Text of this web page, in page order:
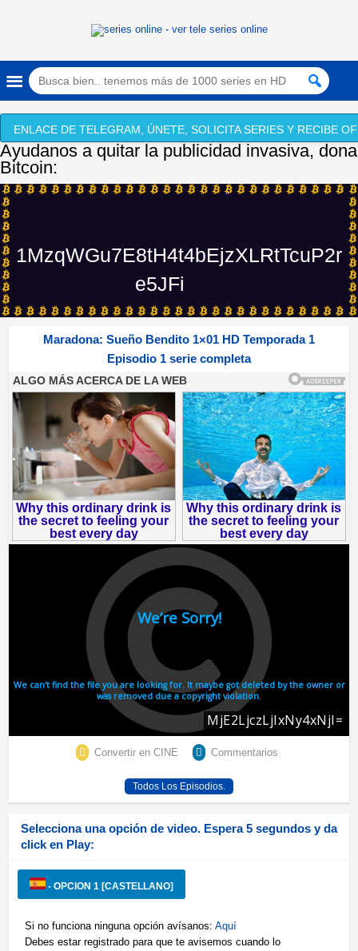
ENLACE DE TELEGRAM, ÚNETE, SOLICITA SERIES Y RECIBE
Ayudanos a quitar la publicidad invasiva, dona
Bitcoin:
1MzqWGu7E8tH4t4bEjzXLRtTcuP2r
e5JFi
Maradona: Sueño Bendito 1×01 HD Temporada 1
Episodio 1 serie completa
Convertir en CINE Commentarios
Todos Los Episodios.
Selecciona una opción de video. Espera 5 segundos y da
click en Play:
- OPCION 1 [CASTELLANO]
Si no funciona ninguna opción avísanos: Aquí
Debes estar registrado para que te avisemos cuando lo